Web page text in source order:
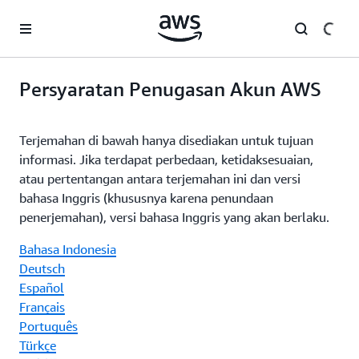
Persyaratan Penugasan Akun AWS
Terjemahan di bawah hanya disediakan untuk tujuan
informasi. Jika terdapat perbedaan, ketidaksesuaian,
atau pertentangan antara terjemahan ini dan versi
bahasa Inggris (khususnya karena penundaan
penerjemahan), versi bahasa Inggris yang akan berlaku.
Bahasa Indonesia
Deutsch
Español
Français
Português
Türkçe